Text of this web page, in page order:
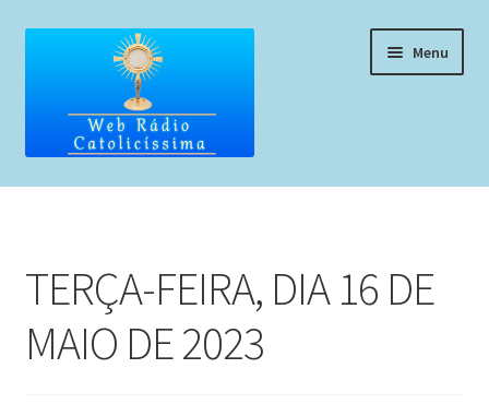
conteúdo
Menu
Home
Liturgia Diária
Horários de missas
TERÇA-FEIRA, DIA 16 DE
MAIO DE 2023